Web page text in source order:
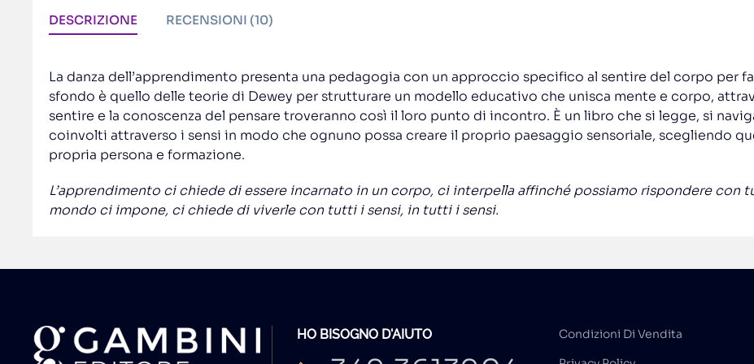
DESCRIZIONE RECENSIONI (10)
La danza dell’apprendimento presenta una pedagogia con un approccio specifico al sentire del corpo per
sfondo è quello delle teorie di Dewey per strutturare un modello educativo che unisca mente e corpo,
sentire e la conoscenza del pensare troveranno così il loro punto di incontro. È un libro che si legge, si
coinvolti attraverso i sensi in modo che ognuno possa creare il proprio paesaggio sensoriale, scegliendo
propria persona e formazione.
L’apprendimento ci chiede di essere incarnato in un corpo, ci interpella affinché possiamo rispondere con
mondo ci impone, ci chiede di viverle con tutti i sensi, in tutti i sensi.
HO BISOGNO D'AIUTO
Condizioni Di Vendita